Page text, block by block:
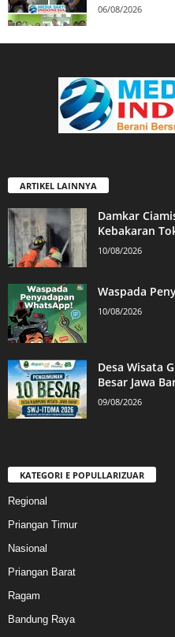
06/08/2026
ARTIKEL LAINNYA
Damkar
Kebakaran
10/08/2026
Waspada
10/08/2026
Desa Wisata
Besar Jawa
09/08/2026
KATEGORI E POPULLARIZUAR
Regional
Priangan Timur
Nasional
Priangan Barat
Ragam
Bandung Raya